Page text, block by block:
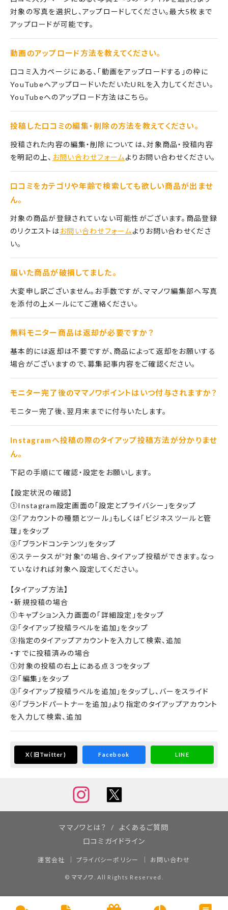
対象の写真を選択し、アップロードしてください。最大5枚まで
アップロードが可能です。
動画のアップロード方法を教えてください。
口コミ入力ページにある、「動画をアップロードする」の枠に
YouTubeへアップロードいただいたURLを入力してください。
YouTubeへのアップロード方法はこちら。
投稿した口コミの編集・削除の方法を教えてください。
投稿された内容の編集・削除については、対象商品・投稿内容
を明記の上、 お問い合わせフォームよりお問い合わせください。
口コミをカテゴリや年齢で検索しても欲しい商品が出ませ
ん。
対象の商品が登録されていない可能性がございます。商品登録
のリクエストはお問い合わせフォームよりお問い合わせくださ
い。
届いた商品が破損してました。
大変申し訳ございません。お手数ですが、ママノワ編集部へ写真
を添付の上メールにてご連絡ください。
無料モニター商品は返却が必要ですか？
基本的には返却は不要ですが、商品によって返却をお願いする
場合がございますので、募集記事内容をご確認ください。
モニター完了後のママノワポイントはいつ付与されますか？
モニター完了後、翌月末までに付与いたします。
Instagramへ投稿の際のタイアップ投稿方法が分かりませ
ん。
下記の手順にて確認・設定をお願いします。
【設定状況の確認】
①Instagram設定画面の「設定とプライバシー」をタップ
②「アカウントの種類とツール」もしくは「ビジネスツールと管
理」をタップ
③「ブランドコンテンツ」をタップ
④ステータスが”対象”の場合、タイアップ投稿ができます。なっ
ていなければ対象へ設定してください。
【タイアップ方法】
・新規投稿の場合
①キャプション入力画面の「詳細設定」をタップ
②「タイアップ投稿ラベルを追加」をタップ
③指定のタイアップアカウントを入力して検索、追加
・すでに投稿済みの場合
①対象の投稿の右上にある点３つをタップ
②「編集」をタップ
③「タイアップ投稿ラベルを追加」をタップし、バーをスライド
④「ブランドパートナーを追加」より指定のタイアップアカウント
を入力して検索、追加
X （旧Twitter) Facebook LINE
ママノワとは？
よくあるご質問
口コミガイドライン
運営会社 プライバシーポリシー お問い合わせ
© ママノワ . All Rights Reserved.